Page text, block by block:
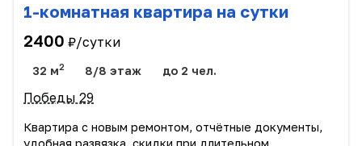
1-комнатная квартира на сутки
2400 ₽/сутки
32 м2 8/8 этаж до 2 чел.
Победы 29
Квартира с новым ремонтом, отчётные документы,
удобная развязка, скидки при длительном